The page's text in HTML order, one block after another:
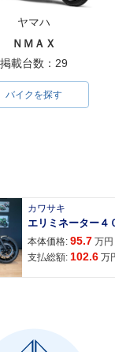
ヤマハ
ＮＭＡＸ
掲載台数：29
バイクを探す
カワサキ
本体価格: 95.7 万円
支払総額: 102.6 万